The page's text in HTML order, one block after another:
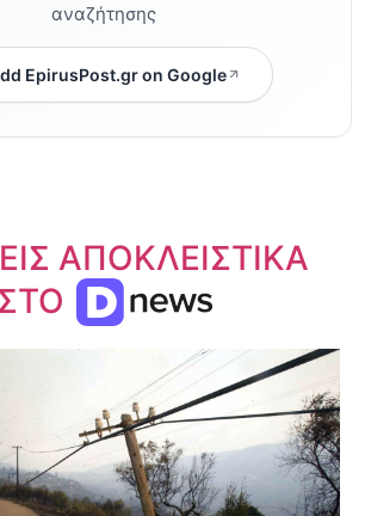
αναζήτησης
EpirusPost.gr on Google
ΑΠΟΚΛΕΙΣΤΙΚΑ
ΣΤΟ